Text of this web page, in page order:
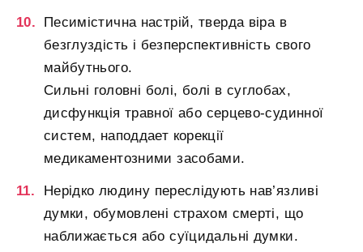
Песимістична настрій, тверда віра в
безглуздість і безперспективність свого
майбутнього.
Сильні головні болі, болі в суглобах,
дисфункція травної або серцево-судинної
систем, наподдает корекції
медикаментозними засобами.
Нерідко людину переслідують нав’язливі
думки, обумовлені страхом смерті, що
наближається або суїцидальні думки.